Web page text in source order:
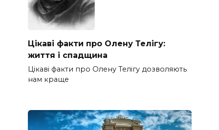
Цікаві факти про Олену Телігу:
життя і спадщина
Цікаві факти про Олену Телігу дозволяють
нам краще